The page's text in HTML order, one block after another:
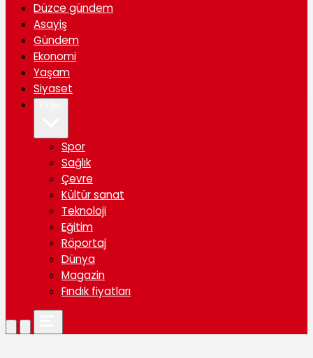
Düzce gündem
Asayiş
Gündem
Ekonomi
Yaşam
Siyaset
Spor
Sağlık
Çevre
Kültür sanat
Teknoloji
Eğitim
Röportaj
Dünya
Magazin
Fındık fiyatları